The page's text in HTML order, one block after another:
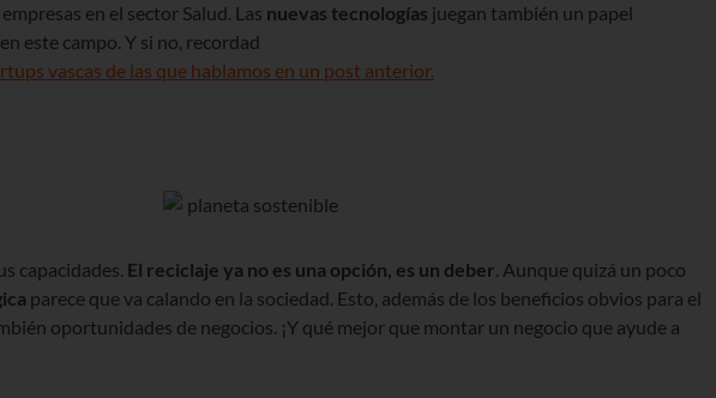
en el sector Salud. Las nuevas tecnologías juegan también un papel
este campo. Y si no, recordad
vascas de las que hablamos en un post anterior.
capacidades. El reciclaje ya no es una opción, es un deber. Aunque quizá un poco
parece que va calando en la sociedad. Esto, además de los beneficios obvios para el
oportunidades de negocios. ¡Y qué mejor que montar un negocio que ayude a